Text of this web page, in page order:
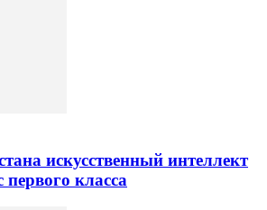
искусственный интеллект
первого класса